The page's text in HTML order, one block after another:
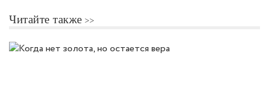
Читайте также